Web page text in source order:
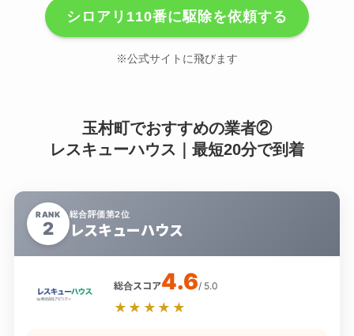
シロアリ110番に駆除を依頼する
※公式サイトに飛びます
玉村町でおすすめの業者②
レスキューハウス｜最短20分で到着
RANK
2
総合評価第2位
レスキューハウス
総合スコア4.6/ 5.0
★★★★★